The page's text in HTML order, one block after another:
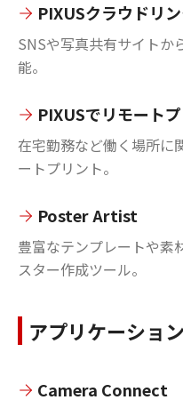
PIXUSクラウドリ
SNSや写真共有サイトか
能。
PIXUSでリモート
在宅勤務など働く場所に
ートプリント。
Poster Artist
豊富なテンプレートや素
スター作成ツール。
アプリケーション
Camera Connect